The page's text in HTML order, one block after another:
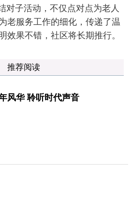
对子活动，不仅点对点为老人
老服务工作的细化，传递了温
效果不错，社区将长期推行。
推荐阅读
风华 聆听时代声音